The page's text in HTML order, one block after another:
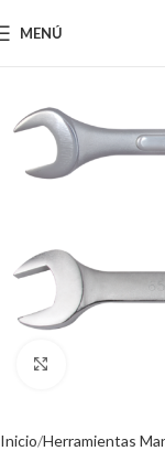
MENÚ
Inicio Herramientas